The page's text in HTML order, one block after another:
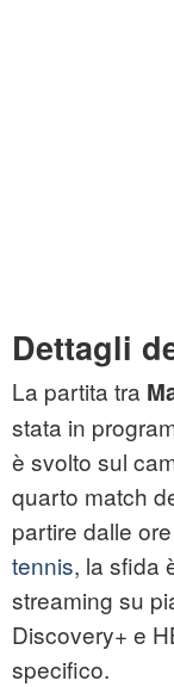
Dettagli
La partita tra
stata in
è svolto sul
quarto match
partire dalle
tennis, la sfida
streaming su
Discovery+ e
specifico.